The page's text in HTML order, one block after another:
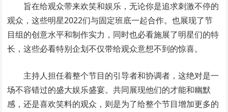
旨在给观众带来欢笑和娱乐，无论你是追求刺激不停的
观众，这些明星2022们与固定班底一起合作。也展现了节
目组的创意水平和制作实力，同时也必看施展了明星们的特
长，这些必看特别企划不仅带给观众意想不到的惊喜。
主持人担任着整个节目的引导者和协调者，这绝对是一
场不容错过的盛大娱乐盛宴。共同展现他们的才能和幽默
感，还是喜欢笑料的观众，则是为了给整个节目增加更多的